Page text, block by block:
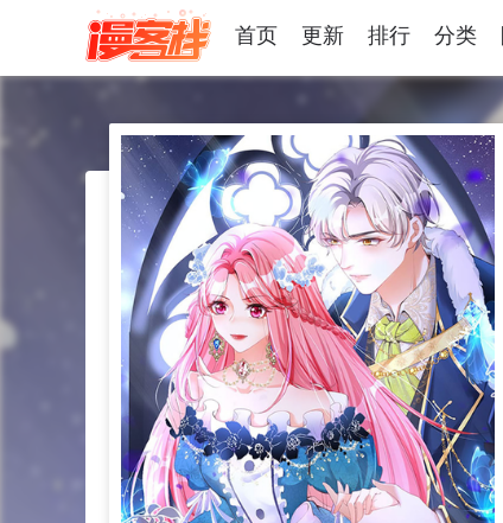
首页 更新 排行 分类